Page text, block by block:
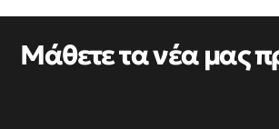
Μάθετε τα νέα μας